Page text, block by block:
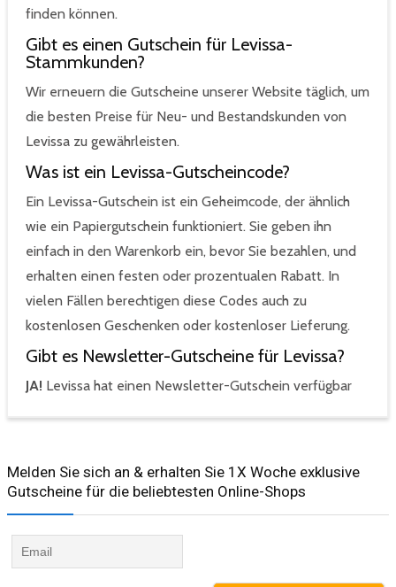
finden können.
Gibt es einen Gutschein für Levissa-
Stammkunden?
Wir erneuern die Gutscheine unserer Website täglich, um
die besten Preise für Neu- und Bestandskunden von
Levissa zu gewährleisten.
Was ist ein Levissa-Gutscheincode?
Ein Levissa-Gutschein ist ein Geheimcode, der ähnlich
wie ein Papiergutschein funktioniert. Sie geben ihn
einfach in den Warenkorb ein, bevor Sie bezahlen, und
erhalten einen festen oder prozentualen Rabatt. In
vielen Fällen berechtigen diese Codes auch zu
kostenlosen Geschenken oder kostenloser Lieferung.
Gibt es Newsletter-Gutscheine für Levissa?
JA! Levissa hat einen Newsletter-Gutschein verfügbar
Melden Sie sich an & erhalten Sie 1X Woche exklusive
Gutscheine für die beliebtesten Online-Shops​